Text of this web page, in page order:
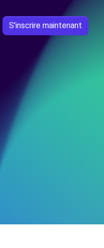
S'inscrire maintenant